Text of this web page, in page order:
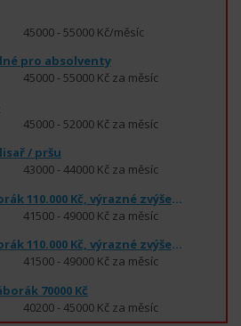
45000 - 55000 Kč/měsíc
pro absolventy
45000 - 55000 Kč za měsíc
45000 - 52000 Kč za měsíc
/ pršu
43000 - 44000 Kč za měsíc
41500 - 49000 Kč za měsíc
Policista/ka, nově náborák 110.000 Kč, výrazné zvýšení příjmů
41500 - 49000 Kč za měsíc
70000 Kč
40200 - 45000 Kč za měsíc